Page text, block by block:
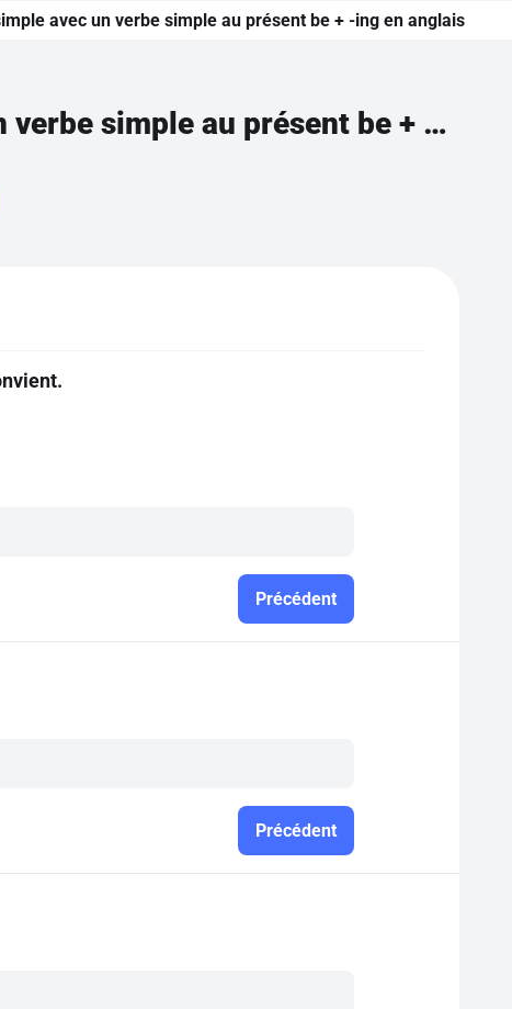
avec un verbe simple au présent be + -ing en anglais
Compléter une phrase affirmative simple avec un verbe simple au présent be + -ing en anglais
Précédent
Précédent